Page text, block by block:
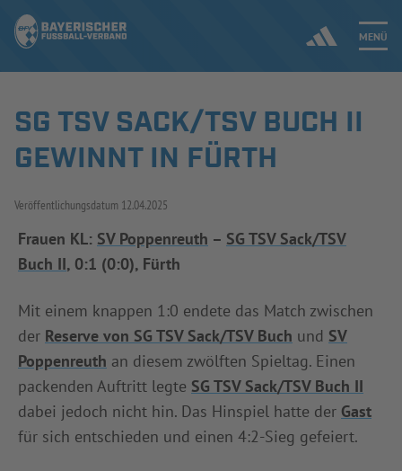
MENÜ
Jetzt einloggen
SPIELBETRIEB & VERBANDSLEBEN
AUSBILDUNG & FÖRDERUNG
DER VERBAND
SPIELPLUS
SG TSV SACK/TSV BUCH II
GEWINNT IN FÜRTH
Veröffentlichungsdatum 12.04.2025
Frauen KL: SV Poppenreuth – SG TSV Sack/TSV
Buch II, 0:1 (0:0), Fürth
Mit einem knappen 1:0 endete das Match zwischen
der Reserve von SG TSV Sack/TSV Buch und SV
Poppenreuth an diesem zwölften Spieltag. Einen
packenden Auftritt legte SG TSV Sack/TSV Buch II
dabei jedoch nicht hin. Das Hinspiel hatte der Gast
für sich entschieden und einen 4:2-Sieg gefeiert.